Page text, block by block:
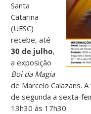
Santa
Catarina
(UFSC)
recebe, até
30 de julho,
a exposição
Boi da Magia
de Marcelo Calazans.
de segunda a sexta-
13h30 às 17h30.